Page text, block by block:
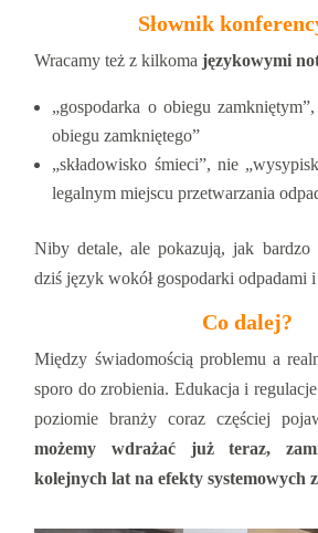
Słownik
Wracamy też z kilkomajęzykowymi
„gospodarka o obiegu
obiegu zamkniętego”
„składowisko śmieci”, nie
legalnym miejscu przetwarzania
Niby detale, ale pokazują, jak bardzo
dziś język wokół gospodarki odpadami
Co dalej?
Między świadomością problemu a
sporo do zrobienia. Edukacja i
poziomie branży coraz częściej
możemy wdrażać już teraz,
kolejnych lat na efekty systemowych